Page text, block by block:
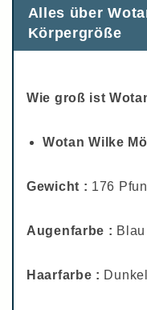
Alles über
Körpergröße
Wie groß ist
Wotan Wilke
Gewicht : 176
Augenfarbe : Blau
Haarfarbe :